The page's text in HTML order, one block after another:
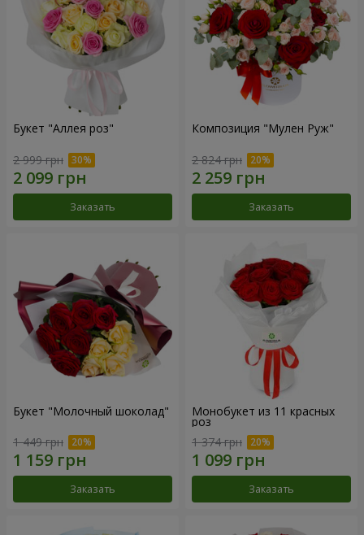
Букет "Аллея роз"
2 999 грн
Заказать
Композиция "Мулен Руж"
2 824 грн
Заказать
Букет "Молочный шоколад"
1 449 грн
Заказать
Монобукет из 11 красных
роз
1 374 грн
Заказать